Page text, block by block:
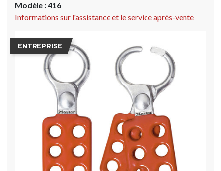
Modèle :416
Informations sur l'assistance et le service après-vente
ENTREPRISE